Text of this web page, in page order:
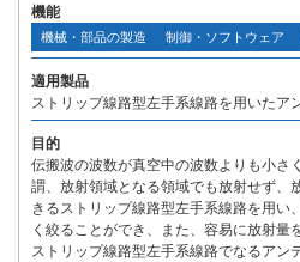
機能
機械・部品の製造 制御・ソフトウェア
適用製品
ストリップ線路型左手系線路を用いたア
目的
伝搬波の波数が真空中の波数よりも小さ
謂、放射領域となる領域でも放射せず、
きるストリップ線路型左手系線路を用い
く絞ることができ、また、容易に放射量
ストリップ線路型左手系線路でなるアン